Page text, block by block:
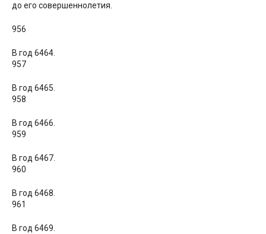
до его совершеннолетия.
956
В год 6464.
957
В год 6465.
958
В год 6466.
959
В год 6467.
960
В год 6468.
961
В год 6469.